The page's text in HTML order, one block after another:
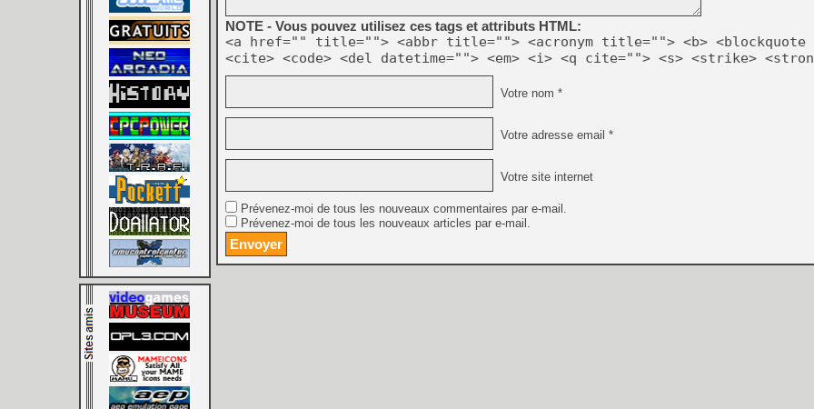
NOTE - Vous pouvez utilisez ces tags et attributs HTML:
<a href="" title=""> <abbr title=""> <acronym title=""> <b> <blockquote
<cite> <code> <del datetime=""> <em> <i> <q cite=""> <s> <strike>
Votre nom *
Votre adresse email *
Votre site internet
Prévenez-moi de tous les nouveaux commentaires par e-mail.
Prévenez-moi de tous les nouveaux articles par e-mail.